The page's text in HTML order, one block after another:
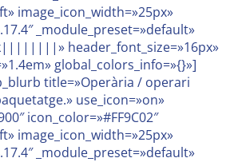
image_icon_width=»25px»
_module_preset=»default»
header_font_size=»16px»
global_colors_info=»{}»]
title=»Operària / operari
use_icon=»on»
icon_color=»#FF9C02″
image_icon_width=»25px»
_module_preset=»default»